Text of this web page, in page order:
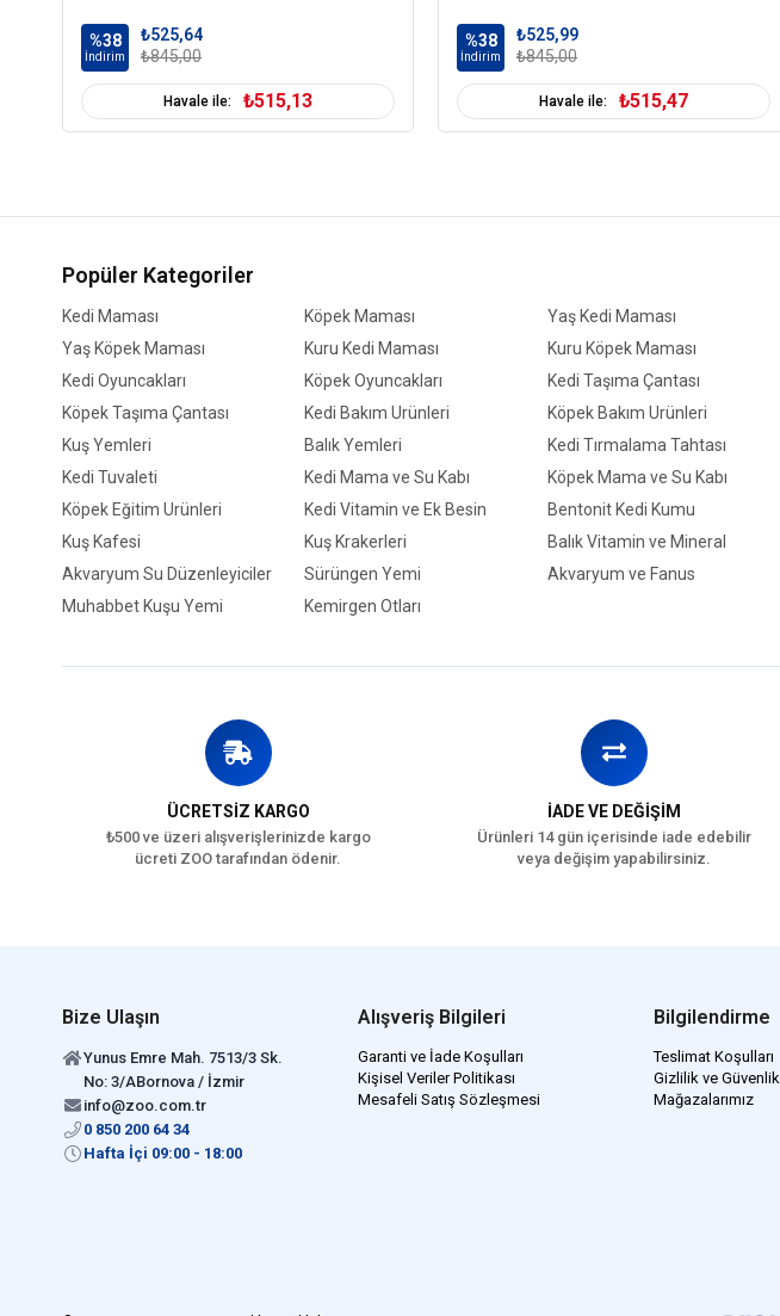
%38
İndirim
₺525,64
₺845,00
Havale ile: ₺515,13
%38
İndirim
₺525,99
₺845,00
Havale ile: ₺515,47
Popüler Kategoriler
Kedi Maması Köpek Maması
Yaş Kedi Maması
Yaş Köpek Maması
Kuru Kedi Maması
Kuru Köpek Maması
Kedi Oyuncakları
Köpek Oyuncakları
Kedi Taşıma Çantası
Köpek Taşıma Çantası
Kedi Bakım Ürünleri
Köpek Bakım Ürünleri
Kuş Yemleri
Balık Yemleri
Kedi Tırmalama Tahtası
Kedi Tuvaleti
Kedi Mama ve Su Kabı
Köpek Mama ve Su Kabı
Köpek Eğitim Ürünleri
Kedi Vitamin ve Ek Besin
Bentonit Kedi Kumu
Kuş Kafesi
Kuş Krakerleri
Balık Vitamin ve Mineral
Akvaryum Su Düzenleyiciler
Sürüngen Yemi
Akvaryum ve Fanus
Muhabbet Kuşu Yemi
Kemirgen Otları
ÜCRETSİZ KARGO
₺500 ve üzeri alışverişlerinizde kargo
ücreti ZOO tarafından ödenir.
İADE VE DEĞİŞİM
Ürünleri 14 gün içerisinde iade edebilir
veya değişim yapabilirsiniz.
Bize Ulaşın
Yunus Emre Mah. 7513/3 Sk.
No: 3/ABornova / İzmir
info@zoo.com.tr
0 850 200 64 34
Hafta İçi 09:00 - 18:00
Alışveriş Bilgileri
Garanti ve İade Koşulları
Kişisel Veriler Politikası
Mesafeli Satış Sözleşmesi
Bilgilendirme
Teslimat Koşulları
Gizlilik ve Güvenlik
Mağazalarımız